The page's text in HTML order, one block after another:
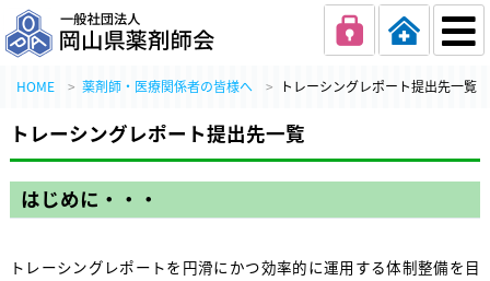
一般社団法人 岡
HOME 薬剤師・医療関係者の皆様へ トレーシングレポート提出先一覧
トレーシングレポート提出先一覧
はじめに・・・
トレーシングレポートを円滑にかつ効率的に運用する体制整備を目